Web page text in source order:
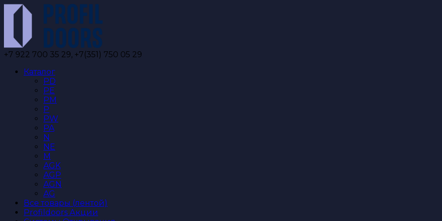
Перейти
содержанию
+7 922 700 35 29, +7(351) 750 05 29
Каталог
PD
PE
PM
P
PW
PA
N
NE
M
AGK
AGP
AGN
AG
Все товары (лентой)
Profildoors Акции